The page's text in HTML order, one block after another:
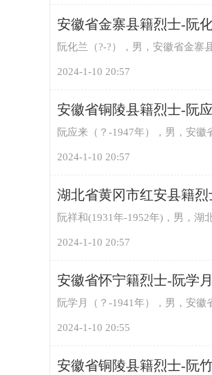
安徽省金寨县籍烈士-阮
阮化兰（?-?），男，安徽省金寨
2024-1-10 20:57
安徽省铜陵县籍烈士-阮
阮应来（？-1947年），男，安徽
2024-1-10 20:57
湖北省黄冈市红安县籍烈
阮祥和(1931年-1952年)，男，湖
2024-1-10 20:57
安徽省怀宁籍烈士-阮学月
阮学月（？-1941年），男，安徽
2024-1-10 20:55
安徽省铜陵县籍烈士-阮